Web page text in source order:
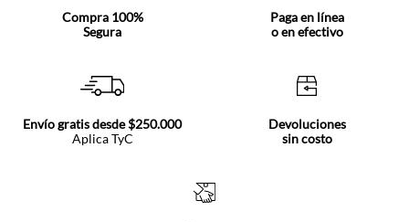
Compra 100%
Segura
Paga en línea
o en efectivo
Envío gratis desde $250.000
Aplica TyC
Devoluciones
sin costo